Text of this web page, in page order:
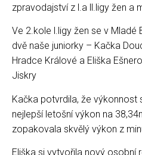
zpravodajství z l.a ll.ligy žen a
Ve 2.kole l.ligy žen se v Mladé
dvě naše juniorky – Kačka
Hradce Králové a Eliška
Jiskry
Kačka potvrdila, že výkonnost
nejlepší letošní výkon na
zopakovala skvělý výkon z
Eliška si vytvořila nový osobní